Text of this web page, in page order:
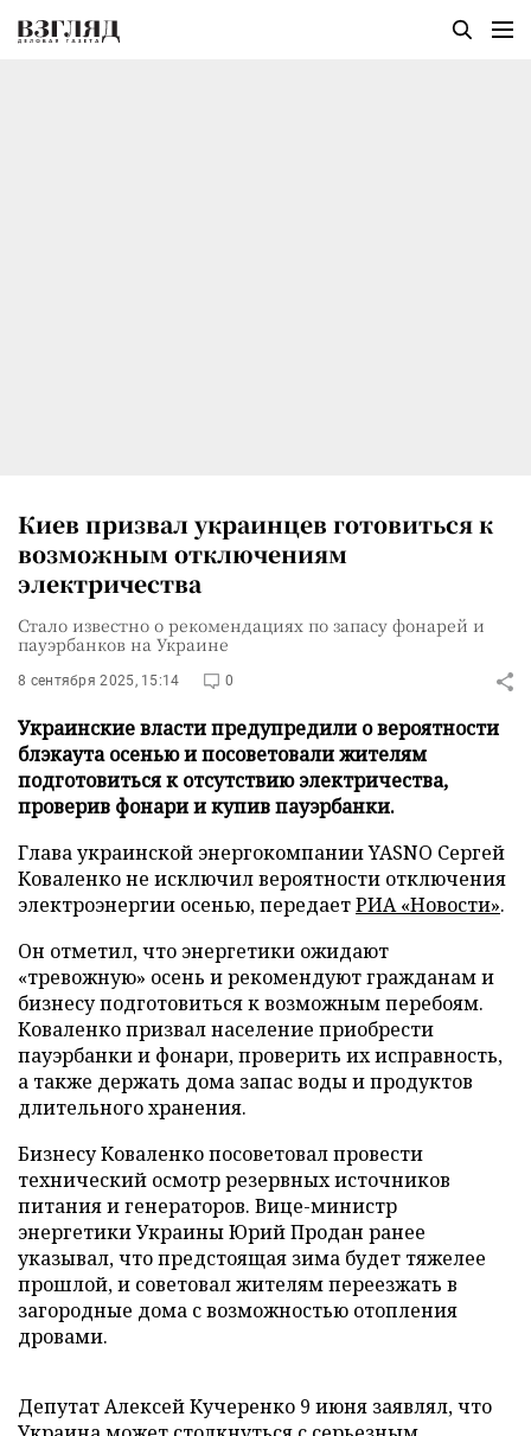
Киев призвал украинцев готовиться к
возможным отключениям
электричества
Стало известно о рекомендациях по запасу фонарей и
пауэрбанков на Украине
8 сентября 2025, 15:14 0
Украинские власти предупредили о вероятности
блэкаута осенью и посоветовали жителям
подготовиться к отсутствию электричества,
проверив фонари и купив пауэрбанки.
Глава украинской энергокомпании YASNO Сергей
Коваленко не исключил вероятности отключения
электроэнергии осенью, передаетРИА «Новости».
Он отметил, что энергетики ожидают
«тревожную» осень и рекомендуют гражданам и
бизнесу подготовиться к возможным перебоям.
Коваленко призвал население приобрести
пауэрбанки и фонари, проверить их исправность,
а также держать дома запас воды и продуктов
длительного хранения.
Бизнесу Коваленко посоветовал провести
технический осмотр резервных источников
питания и генераторов. Вице-министр
энергетики Украины Юрий Продан ранее
указывал, что предстоящая зима будет тяжелее
прошлой, и советовал жителям переезжать в
загородные дома с возможностью отопления
дровами.
Депутат Алексей Кучеренко 9 июня заявлял, что